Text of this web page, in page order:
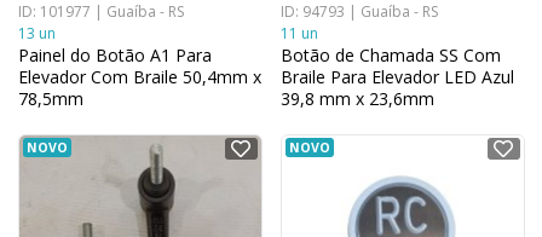
ID: 101977 | Guaíba - RS
13 un
Painel do Botão A1 Para
Elevador Com Braile 50,4mm x
78,5mm
ID: 94793 | Guaíba - RS
11 un
Botão de Chamada SS Com
Braile Para Elevador LED Azul
39,8 mm x 23,6mm
NOVO NOVO